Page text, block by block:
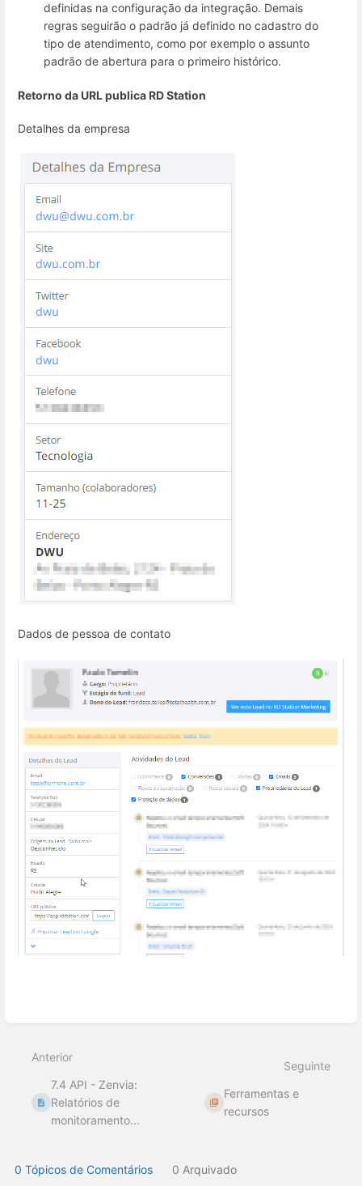
definidas na configuração da integração. Demais
regras seguirão o padrão já definido no cadastro do
tipo de atendimento, como por exemplo o assunto
padrão de abertura para o primeiro histórico.
Retorno da URL publica RD Station
Detalhes da empresa
Dados de pessoa de contato
de
seção
Anterior
7.4 API - Zenvia:
Relatórios de
monitoramento...
Seguinte
Ferramentas e
recursos
0 Tópicos de Comentários 0 Arquivado